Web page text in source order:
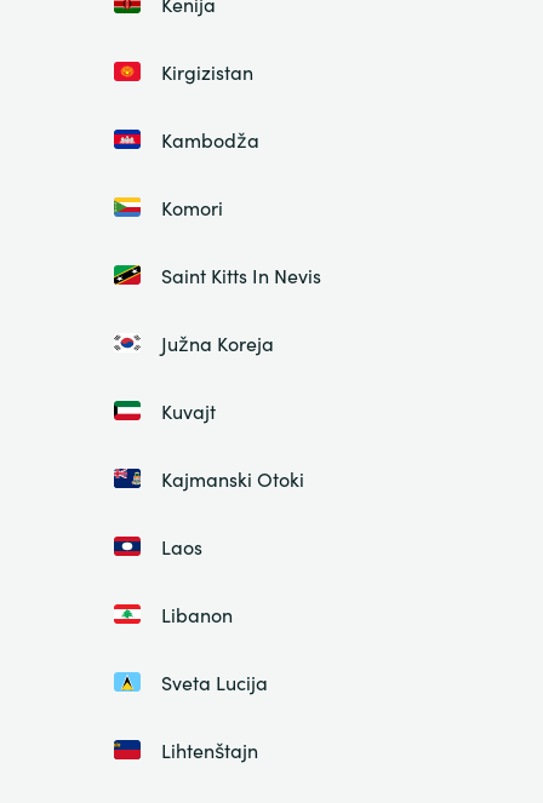
Kirgizistan
Kambodža
Komori
Saint Kitts In Nevis
Južna Koreja
Kuvajt
Kajmanski Otoki
Laos
Libanon
Sveta Lucija
Lihtenštajn